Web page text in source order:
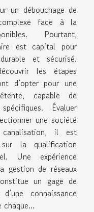
un débouchage de
face à la
Pourtant,
est capital pour
et sécurisé.
les étapes
d’opter pour une
capable de
Évaluer
une société
canalisation, il est
la qualification
Une expérience
gestion de réseaux
un gage de
connaissance